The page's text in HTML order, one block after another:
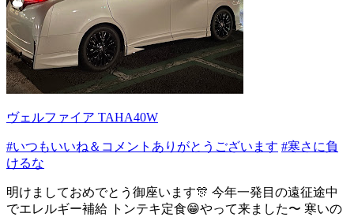
ヴェルファイア TAHA40W
#いつもいいね＆コメントありがとうございます #寒さに負
けるな
明けましておめでとう御座います🎊 今年一発目の遠征途中
でエレルギー補給 トンテキ定食😁やって来ました〜 寒いの